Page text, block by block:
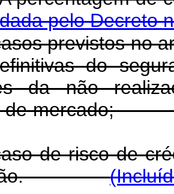
pelo Decreto
previstos no
do
da não
de
de risco de